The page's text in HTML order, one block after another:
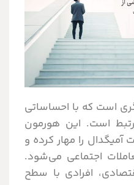
است که با احساساتی
است. این هورمون
آمیگدال را مهار کرده و
اجتماعی می‌شود.
افرادی با سطح